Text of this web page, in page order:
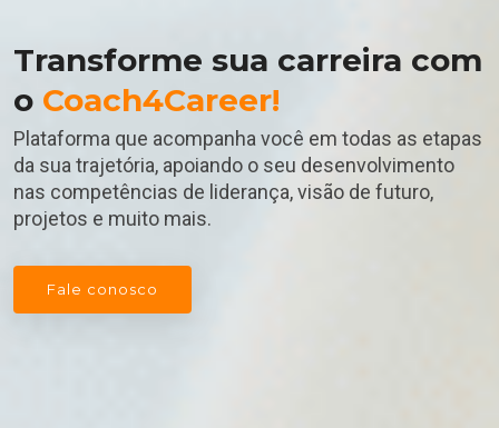
Transforme sua carreira com
o Coach4Career!
Plataforma que acompanha você em todas as etapas
da sua trajetória, apoiando o seu desenvolvimento
nas competências de liderança, visão de futuro,
projetos e muito mais.